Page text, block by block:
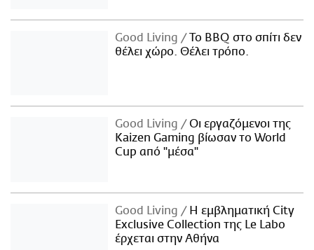
Good Living
Το BBQ στο σπίτι δεν
θέλει χώρο. Θέλει τρόπο.
Good Living
Οι εργαζόμενοι της
Kaizen Gaming βίωσαν το World
Cup από "μέσα"
Good Living
Η εμβληματική City
Exclusive Collection της Le Labo
έρχεται στην Αθήνα